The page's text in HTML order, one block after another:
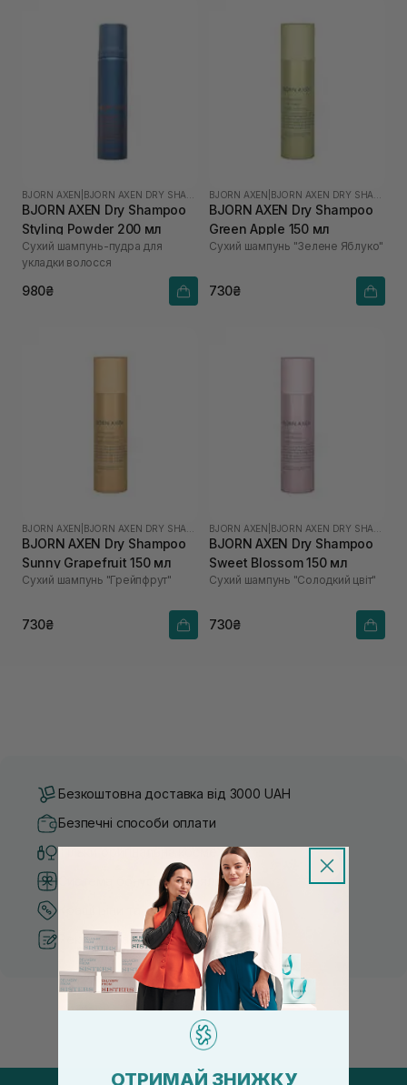
BJORN AXEN
BJORN AXEN Dry Shampoo
Styling Powder 200 мл
Сухий шампунь-пудра для
укладки волосся
980₴
BJORN AXEN
BJORN AXEN Dry Shampoo
Green Apple 150 мл
Сухий шампунь "Зелене Яблуко"
730₴
BJORN AXEN
BJORN AXEN Dry Shampoo
Sunny Grapefruit 150 мл
Сухий шампунь "Грейпфрут"
730₴
BJORN AXEN
BJORN AXEN Dry Shampoo
Sweet Blossom 150 мл
Сухий шампунь "Солодкий цвіт"
730₴
Безкоштовна доставка від 3000 UAH
Безпечні способи оплати
Тільки оригінальна косметика
Система бонусів та лояльності
Кращі ціни та топ товари
Рекомендації від косметологів
ОТРИМАЙ ЗНИЖКУ